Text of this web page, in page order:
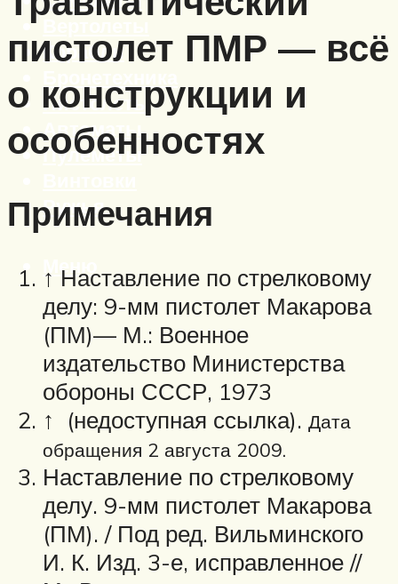
Корабли
Пистолеты
Автоматы
Пулеметы
Ружья
Меню
пистолет ПМР — всё
о конструкции и
особенностях
Примечания
↑ Наставление по стрелковому
делу: 9-мм пистолет Макарова
(ПМ)— М.: Военное
издательство Министерства
обороны СССР, 1973
↑ (недоступная ссылка). Дата
обращения 2 августа 2009.
Наставление по стрелковому
делу. 9-мм пистолет Макарова
(ПМ). / Под ред. Вильминского
И. К. Изд. 3-е, исправленное //